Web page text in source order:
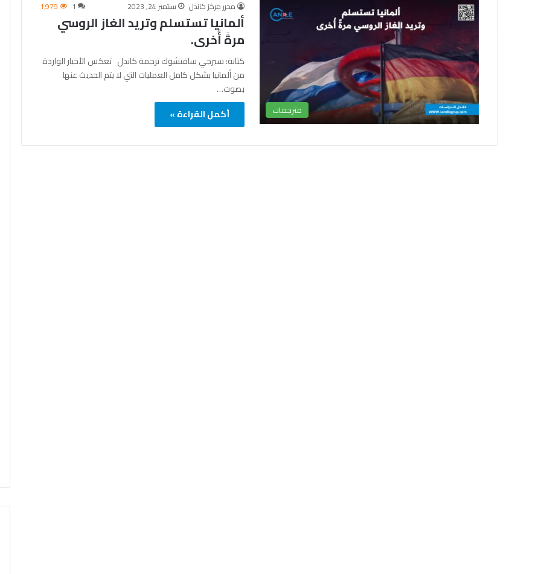
مترجمات
محرر مركز كاندل سبتمبر 24, 2023 1 1٬979
ألمانيا تستسلم وتريد الغاز الروسي
مرةً أُخرى.
كتابة: سيرجي سافتشوك ترجمة كاندل تعكس الأخبار الواردة
من ألمانيا بشكل كامل العمليات التي لا يتم الحديث عنها
بصوت…
أكمل القراءة »